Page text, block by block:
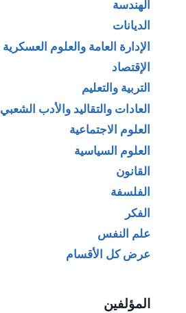
الهندسة
الديانات
الإدارة العامة والعلوم العسكرية
الإقتصاد
التربية والتعليم
العادات والتقاليد والأدب الشعبي
العلوم الاجتماعية
العلوم السياسية
القانون
الفلسفة
الفكر
علم النفس
عرض كل الأقسام
المؤلفين